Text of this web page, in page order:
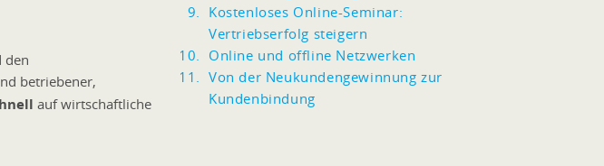
den
betriebener,
auf wirtschaftliche
Kostenloses Online-Seminar:
Vertriebserfolg steigern
Online und offline Netzwerken
Von der Neukundengewinnung zur
Kundenbindung